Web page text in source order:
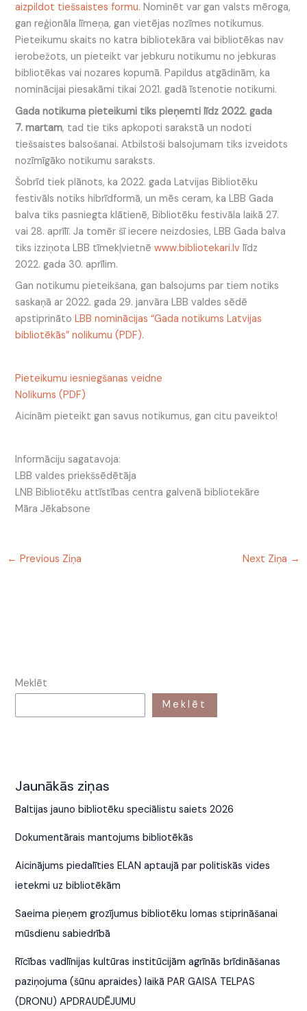
aizpildot tiešsaistes formu. Nominēt var gan valsts mēroga,
gan reģionāla līmeņa, gan vietējas nozīmes notikumus.
Pieteikumu skaits no katra bibliotekāra vai bibliotēkas nav
ierobežots, un pieteikt var jebkuru notikumu no jebkuras
bibliotēkas vai nozares kopumā. Papildus atgādinām, ka
nominācijai piesakāmi tikai 2021. gadā īstenotie notikumi.
Gada notikuma pieteikumi tiks pieņemti līdz 2022. gada
7. martam, tad tie tiks apkopoti sarakstā un nodoti
tiešsaistes balsošanai. Atbilstoši balsojumam tiks izveidots
nozīmīgāko notikumu saraksts.
Šobrīd tiek plānots, ka 2022. gada Latvijas Bibliotēku
festivāls notiks hibrīdformā, un mēs ceram, ka LBB Gada
balva tiks pasniegta klātienē, Bibliotēku festivāla laikā 27.
vai 28. aprīlī. Ja tomēr šī iecere neizdosies, LBB Gada balva
tiks izziņota LBB tīmekļvietnēwww.bibliotekari.lv līdz
2022. gada 30. aprīlim.
Gan notikumu pieteikšana, gan balsojums par tiem notiks
saskaņā ar 2022. gada 29. janvāra LBB valdes sēdē
apstiprinātoLBB nominācijas “Gada notikums Latvijas
bibliotēkās” nolikumu (PDF).
Pieteikumu iesniegšanas veidne
Nolikums (PDF)
Aicinām pieteikt gan savus notikumus, gan citu paveikto!
Informāciju sagatavoja:
LBB valdes priekšsēdētāja
LNB Bibliotēku attīstības centra galvenā bibliotekāre
Māra Jēkabsone
← Previous Ziņa Next Ziņa →
Meklēt
Meklēt
Jaunākās ziņas
Baltijas jauno bibliotēku speciālistu saiets 2026
Dokumentārais mantojums bibliotēkās
Aicinājums piedalīties ELAN aptaujā par politiskās vides
ietekmi uz bibliotēkām
Saeima pieņem grozījumus bibliotēku lomas stiprināšanai
mūsdienu sabiedrībā
Rīcības vadlīnijas kultūras institūcijām agrīnās brīdināšanas
paziņojuma (šūnu apraides) laikā PAR GAISA TELPAS
(DRONU) APDRAUDĒJUMU